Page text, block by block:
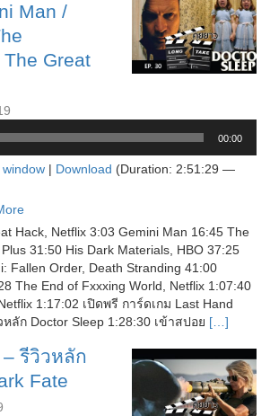
Man /
Great
00:00
window | Download (Duration: 2:51:29 —
Hack, Netflix 3:03 Gemini Man 16:45 The
31:50 His Dark Materials, HBO 37:25
Fallen Order, Death Stranding 41:00
The End of Fxxxing World, Netflix 1:07:40
1:17:02 เปิดพรี การ์ดเกม Last Hand
ลัก Doctor Sleep 1:28:30 เข้าสปอย […]
รีวิวหลัก
Fate